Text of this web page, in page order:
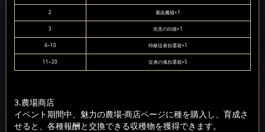
2 紫晶魔猫×1
3 先見の白猫×1
4~10 特級従者自選箱×1
11~20 従者の魂自選箱×5
3.農場商店
イベント期間中、魅力の農場-商店ページに種を購入し、育成さ
せると、各種報酬と交換できる収穫物を獲得できます。